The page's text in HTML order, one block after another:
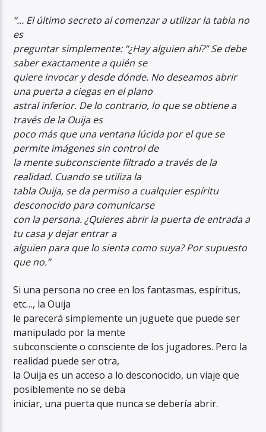
“… El último secreto al comenzar a utilizar la tabla no
es
preguntar simplemente: “¿Hay alguien ahí?” Se debe
saber exactamente a quién se
quiere invocar y desde dónde. No deseamos abrir
una puerta a ciegas en el plano
astral inferior. De lo contrario, lo que se obtiene a
través de la Ouija es
poco más que una ventana lúcida por el que se
permite imágenes sin control de
la mente subconsciente filtrado a través de la
realidad. Cuando se utiliza la
tabla Ouija, se da permiso a cualquier espíritu
desconocido para comunicarse
con la persona. ¿Quieres abrir la puerta de entrada a
tu casa y dejar entrar a
alguien para que lo sienta como suya? Por supuesto
que no.”
Si una persona no cree en los fantasmas, espíritus,
etc…, la Ouija
le parecerá simplemente un juguete que puede ser
manipulado por la mente
subconsciente o consciente de los jugadores. Pero la
realidad puede ser otra,
la Ouija es un acceso a lo desconocido, un viaje que
posiblemente no se deba
iniciar, una puerta que nunca se debería abrir.